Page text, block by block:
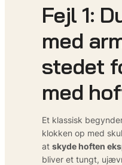
Fejl 1:
med
stedet
med
Et klassisk
klokken op med
at skyde hoften
bliver et tungt,